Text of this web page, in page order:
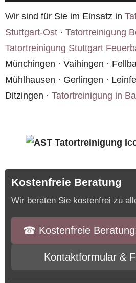
Richtlinien des Robert Koch-
Wir sind für Sie im Einsatz in
Stuttgart-Ost · Tatortreinigung
Tatortreinigung Stuttgart
Münchingen · Vaihingen ·
Mühlhausen · Gerlingen ·
Ditzingen · Tatortreinigung in
Kostenfreie Beratung
Wir beraten Sie kostenfrei zu
☎︎ Kostenfreie
Kontaktformular &